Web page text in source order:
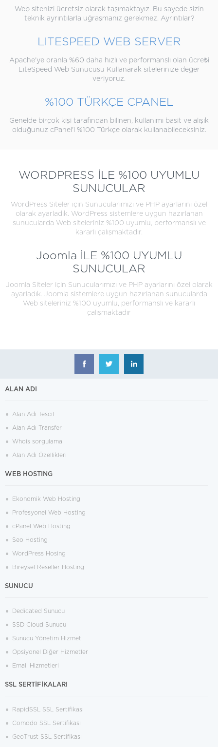
Web sitenizi ücretsiz olarak taşımaktayız. Bu sayede sizin
teknik ayrıntılarla uğraşmanız gerekmez. Ayrıntılar?
LITESPEED WEB SERVER
Apache'ye oranla %60 daha hızlı ve performanslı olan ücre₺i
LiteSpeed Web Sunucusu Kullanarak sitelerinize değer
veriyoruz.
%100 TÜRKÇE CPANEL
Genelde birçok kişi tarafından bilinen, kullanımı basit ve alışık
olduğunuz cPanel'i %100 Türkçe olarak kullanabileceksiniz.
WORDPRESS İLE %100 UYUMLU
SUNUCULAR
WordPress Siteler için Sunucularımızı ve PHP ayarlarını özel
olarak ayarladık. WordPress sistemlere uygun hazırlanan
sunucularda Web siteleriniz %100 uyumlu, performanslı ve
kararlı çalışmaktadır.
Joomla İLE %100 UYUMLU
SUNUCULAR
Joomla Siteler için Sunucularımızı ve PHP ayarlarını özel olarak
ayarladık. Joomla sistemlere uygun hazırlanan sunucularda
Web siteleriniz %100 uyumlu, performanslı ve kararlı
çalışmaktadır
ALAN ADI
Alan Adı Tescil
Alan Adı Transfer
Whois sorgulama
Alan Adı Özellikleri
WEB HOSTING
Ekonomik Web Hosting
Profesyonel Web Hosting
cPanel Web Hosting
Seo Hosting
WordPress Hosing
Bireysel Reseller Hosting
SUNUCU
Dedicated Sunucu
SSD Cloud Sunucu
Sunucu Yönetim Hizmeti
Opsiyonel Diğer Hizmetler
Email Hizmetleri
SSL SERTİFİKALARI
RapidSSL SSL Sertifikası
Comodo SSL Sertifikası
GeoTrust SSL Sertifikası